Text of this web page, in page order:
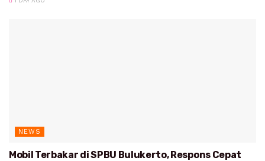
NEWS
Mobil Terbakar di SPBU Bulukerto, Respons Cepat